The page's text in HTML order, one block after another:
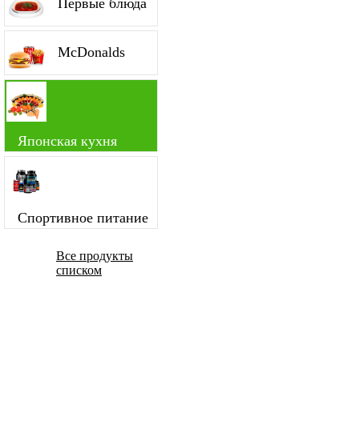
Первые блюда
McDonalds
Японская кухня
Спортивное питание
Все продукты
списком